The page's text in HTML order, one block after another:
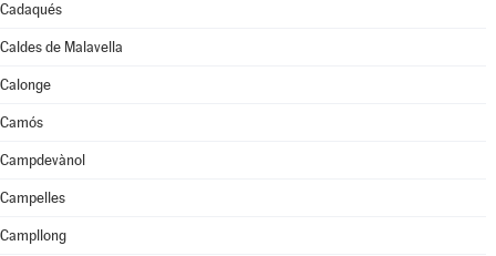
Cadaqués
Caldes de Malavella
Calonge
Camós
Campdevànol
Campelles
Campllong